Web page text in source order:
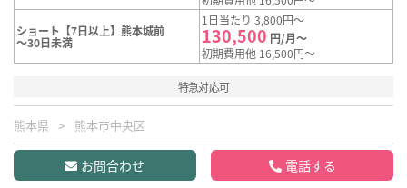
ショート【7日以上】熊本城前
～30日未満
1日当たり 3,800円～
130,500 円/月～
初期費用他 16,500円～
特急対応可
熊本県 熊本市中央区
お問合わせ 電話する